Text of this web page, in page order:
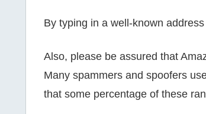
By typing in a well-known
Also, please be assured that
Many spammers and spoofers
that some percentage of these